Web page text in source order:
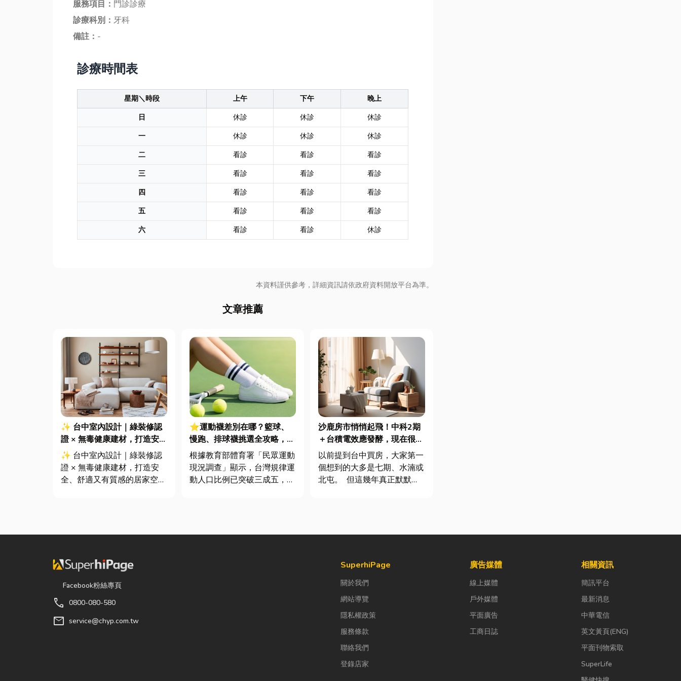
服務項目： 門診診療
診療科別： 牙科
備註： -
診療時間表
星期＼時段 上午 下午
晚上
日
休診 休診
休診
一
休診 休診
休診
二
看診 看診
看診
三
看診 看診
看診
四
看診 看診
看診
五
看診 看診
看診
六
看診 看診 休診
本資料謹供參考，詳細資訊請依政府資料開放平台為準。
文章推薦
✨ 台中室內設計｜綠裝修認
證 × 無毒健康建材，打造安
全、舒適又有質感的居家空間
✨ 台中室內設計｜綠裝修認
證 × 無毒健康建材，打造安
全、舒適又有質感的居家空間
⭐運動襪差別在哪？籃球、
慢跑、排球襪挑選全攻略，穿
對了運動不傷腳！
根據教育部體育署「民眾運動
現況調查」顯示，台灣規律運
動人口比例已突破三成五，其
沙鹿房市悄悄起飛！中科2期
＋台積電效應發酵，現在很多
人開始看海線
以前提到台中買房，大家第一
個想到的大多是七期、水湳或
北屯。 但這幾年真正默默崛
Facebook粉絲專頁
call 0800-080-580
mail service@chyp.com.tw
SuperhiPage
關於我們
網站導覽
隱私權政策
服務條款
聯絡我們
登錄店家
廣告媒體
線上媒體
戶外媒體
平面廣告
工商日誌
相關資訊
簡訊平台
最新消息
中華電信
英文黃頁(ENG)
平面刊物索取
SuperLife